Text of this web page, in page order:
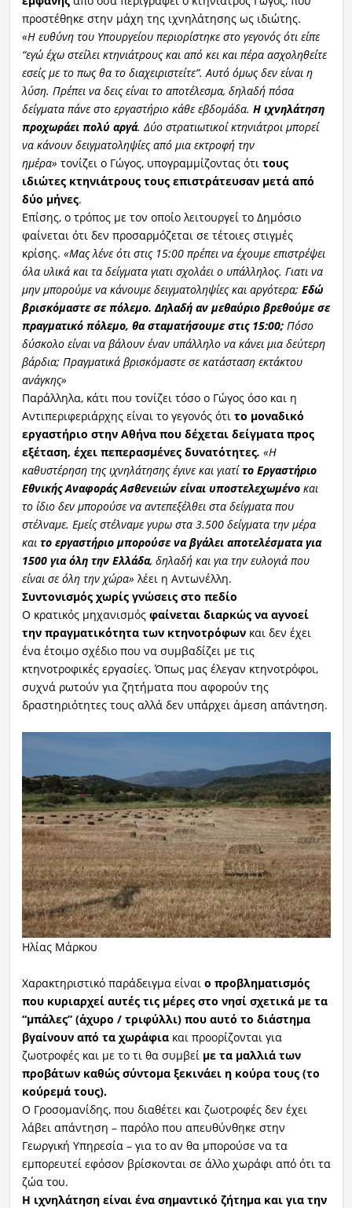
προστέθηκε στην μάχη της ιχνηλάτησης ως ιδιώτης.
«Η ευθύνη του Υπουργείου περιορίστηκε στο γεγονός ότι είπε
“εγώ έχω στείλει κτηνιάτρους και από κει και πέρα ασχοληθείτε
εσείς με το πως θα το διαχειριστείτε”. Αυτό όμως δεν είναι η
λύση. Πρέπει να δεις είναι το αποτέλεσμα, δηλαδή πόσα
δείγματα πάνε στο εργαστήριο κάθε εβδομάδα. Η ιχνηλάτηση
προχωράει πολύ αργά. Δύο στρατιωτικοί κτηνιάτροι μπορεί
να κάνουν δειγματοληψίες από μια εκτροφή την
ημέρα» τονίζει ο Γώγος, υπογραμμίζοντας ότιτους
ιδιώτες κτηνιάτρους τους επιστράτευσαν μετά από
δύο μήνες.
Επίσης, ο τρόπος με τον οποίο λειτουργεί το Δημόσιο
φαίνεται ότι δεν προσαρμόζεται σε τέτοιες στιγμές
κρίσης. «Μας λένε ότι στις 15:00 πρέπει να έχουμε επιστρέψει
όλα υλικά και τα δείγματα γιατι σχολάει ο υπάλληλος. Γιατι να
μην μπορούμε να κάνουμε δειγματοληψίες και αργότερα; Εδώ
βρισκόμαστε σε πόλεμο. Δηλαδή αν μεθαύριο βρεθούμε σε
πραγματικό πόλεμο, θα σταματήσουμε στις 15:00;Πόσο
δύσκολο είναι να βάλουν έναν υπάλληλο να κάνει μια δεύτερη
βάρδια; Πραγματικά βρισκόμαστε σε κατάσταση εκτάκτου
ανάγκης»
Παράλληλα, κάτι που τονίζει τόσο ο Γώγος όσο και η
Αντιπεριφεριάρχης είναι το γεγονός ότιτο μοναδικό
εργαστήριο στην Αθήνα που δέχεται δείγματα προς
εξέταση, έχει πεπερασμένες δυνατότητες. «Η
καθυστέρηση της ιχνηλάτησης έγινε και γιατίτο Εργαστήριο
Εθνικής Αναφοράς Ασθενειών είναι υποστελεχωμένοκαι
το ίδιο δεν μπορούσε να αντεπεξέλθει στα δείγματα που
στέλναμε. Εμείς στέλναμε γυρω στα 3.500 δείγματα την μέρα
και το εργαστήριο μπορούσε να βγάλει αποτελέσματα για
1500 για όλη την Ελλάδα, δηλαδή και για την ευλογιά που
είναι σε όλη την χώρα» λέει η Αντωνέλλη.
Συντονισμός χωρίς γνώσεις στο πεδίο
Ο κρατικός μηχανισμός φαίνεται διαρκώς να αγνοεί
την πραγματικότητα των κτηνοτρόφωνκαι δεν έχει
ένα έτοιμο σχέδιο που να συμβαδίζει με τις
κτηνοτροφικές εργασίες. Όπως μας έλεγαν κτηνοτρόφοι,
συχνά ρωτούν για ζητήματα που αφορούν της
δραστηριότητες τους αλλά δεν υπάρχει άμεση απάντηση.
Ηλίας Μάρκου
Χαρακτηριστικό παράδειγμα είναι ο προβληματισμός
που κυριαρχεί αυτές τις μέρες στο νησί σχετικά με τα
“μπάλες” (άχυρο / τριφύλλι) που αυτό το διάστημα
βγαίνουν από τα χωράφιακαι προορίζονται για
ζωοτροφές και με το τι θα συμβεί με τα μαλλιά των
προβάτων καθώς σύντομα ξεκινάει η κούρα τους (το
κούρεμά τους).
Ο Γροσομανίδης, που διαθέτει και ζωοτροφές δεν έχει
λάβει απάντηση – παρόλο που απευθύνθηκε στην
Γεωργική Υπηρεσία – για το αν θα μπορούσε να τα
εμπορευτεί εφόσον βρίσκονται σε άλλο χωράφι από ότι τα
ζώα του.
Η ιχνηλάτηση είναι ένα σημαντικό ζήτημα και για την